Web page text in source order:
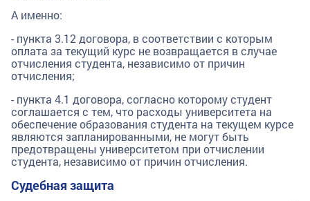
А именно:
- пункта 3.12 договора, в соответствии с которым
оплата за текущий курс не возвращается в случае
отчисления студента, независимо от причин
отчисления;
- пункта 4.1 договора, согласно которому студент
соглашается с тем, что расходы университета на
обеспечение образования студента на текущем курсе
являются запланированными, не могут быть
предотвращены университетом при отчислении
студента, независимо от причин отчисления.
Судебная защита